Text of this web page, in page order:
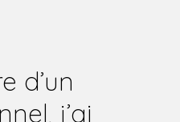
d’un
j’ai